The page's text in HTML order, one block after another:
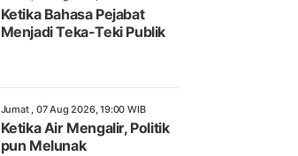
Ketika Bahasa Pejabat
Menjadi Teka-Teki Publik
Jumat , 07 Aug 2026, 19:00 WIB
Ketika Air Mengalir, Politik
pun Melunak